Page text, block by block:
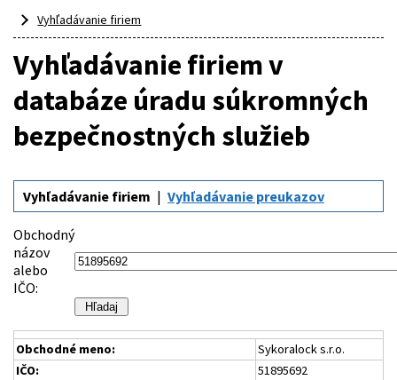
Vyhľadávanie firiem
Vyhľadávanie firiem v
databáze úradu súkromných
bezpečnostných služieb
Vyhľadávanie firiem Vyhľadávanie preukazov
Obchodný
názov
alebo
IČO:
Obchodné meno:
Sykoralock s.r.o.
IČO:
51895692